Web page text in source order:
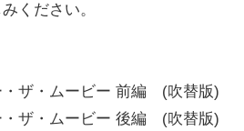
ください。
・ザ・ムービー 前編 (吹替版)
・ザ・ムービー 後編 (吹替版)